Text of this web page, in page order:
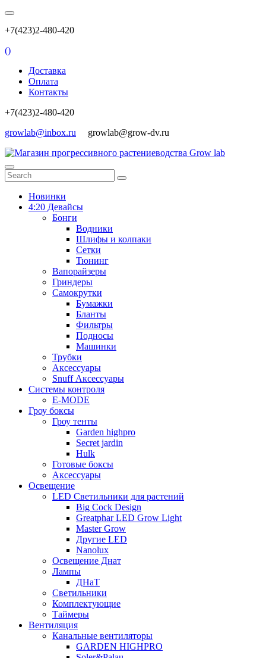
+7(423)2-480-420
()
Доставка
Оплата
Контакты
+7(423)2-480-420
growlab@inbox.ru growlab@grow-dv.ru
Новинки
4:20 Девайсы
Бонги
Водники
Шлифы и колпаки
Сетки
Тюнинг
Вапорайзеры
Гриндеры
Самокрутки
Бумажки
Бланты
Фильтры
Подносы
Машинки
Трубки
Аксессуары
Snuff Аксессуары
Системы контроля
E-MODE
Гроу боксы
Гроу тенты
Garden highpro
Secret jardin
Hulk
Готовые боксы
Аксессуары
Освещение
LED Светильники для растений
Big Cock Design
Greatphar LED Grow Light
Master Grow
Другие LED
Nanolux
Освещение Днат
Лампы
ДНаТ
Светильники
Комплектующие
Таймеры
Вентиляция
Канальные вентиляторы
GARDEN HIGHPRO